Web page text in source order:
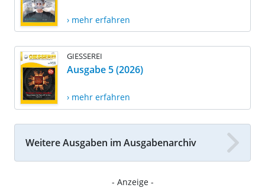
› mehr erfahren
GIESSEREI
Ausgabe 5 (2026)
› mehr erfahren
Weitere Ausgaben im Ausgabenarchiv
- Anzeige -